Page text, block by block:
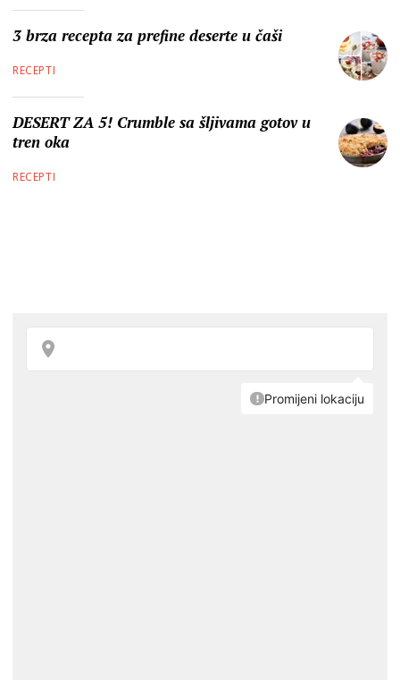
3 brza recepta za prefine deserte u čaši
RECEPTI
DESERT ZA 5! Crumble sa šljivama gotov u
tren oka
RECEPTI